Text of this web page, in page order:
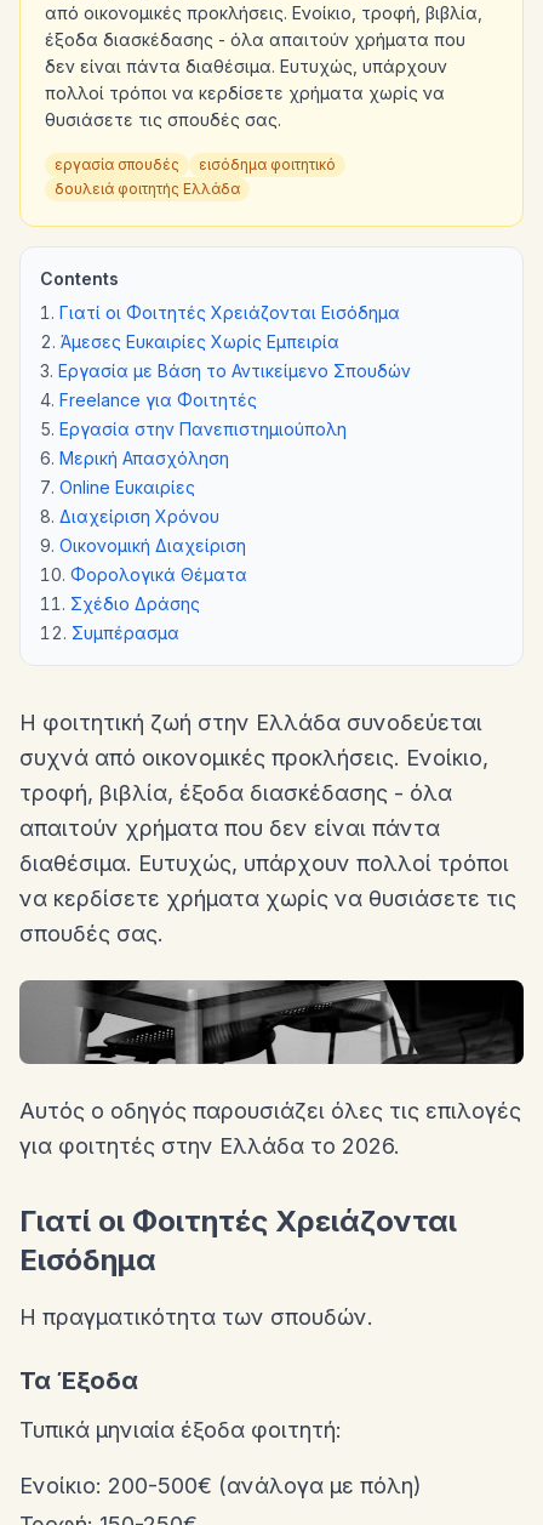
από οικονομικές προκλήσεις. Ενοίκιο, τροφή, βιβλία,
έξοδα διασκέδασης - όλα απαιτούν χρήματα που
δεν είναι πάντα διαθέσιμα. Ευτυχώς, υπάρχουν
πολλοί τρόποι να κερδίσετε χρήματα χωρίς να
θυσιάσετε τις σπουδές σας.
εργασία σπουδές
εισόδημα φοιτητικό
δουλειά φοιτητής Ελλάδα
Contents
Γιατί οι Φοιτητές Χρειάζονται Εισόδημα
Άμεσες Ευκαιρίες Χωρίς Εμπειρία
Εργασία με Βάση το Αντικείμενο Σπουδών
Freelance για Φοιτητές
Εργασία στην Πανεπιστημιούπολη
Μερική Απασχόληση
Online Ευκαιρίες
Διαχείριση Χρόνου
Οικονομική Διαχείριση
Φορολογικά Θέματα
Σχέδιο Δράσης
Συμπέρασμα
Η φοιτητική ζωή στην Ελλάδα συνοδεύεται
συχνά από οικονομικές προκλήσεις. Ενοίκιο,
τροφή, βιβλία, έξοδα διασκέδασης - όλα
απαιτούν χρήματα που δεν είναι πάντα
διαθέσιμα. Ευτυχώς, υπάρχουν πολλοί τρόποι
να κερδίσετε χρήματα χωρίς να θυσιάσετε τις
σπουδές σας.
Αυτός ο οδηγός παρουσιάζει όλες τις επιλογές
για φοιτητές στην Ελλάδα το 2026.
Γιατί οι Φοιτητές Χρειάζονται
Εισόδημα
Η πραγματικότητα των σπουδών.
Τα Έξοδα
Τυπικά μηνιαία έξοδα φοιτητή:
Ενοίκιο: 200-500€ (ανάλογα με πόλη)